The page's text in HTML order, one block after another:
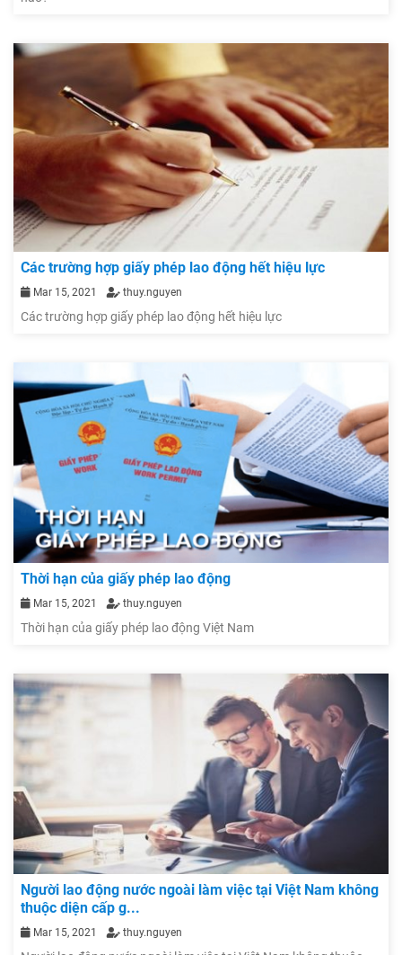
Các trường hợp giấy phép lao động hết hiệu lực
Mar 15, 2021 thuy.nguyen
Các trường hợp giấy phép lao động hết hiệu lực
Thời hạn của giấy phép lao động
Mar 15, 2021 thuy.nguyen
Thời hạn của giấy phép lao động Việt Nam
Người lao động nước ngoài làm việc tại Việt Nam không
thuộc diện cấp g...
Mar 15, 2021 thuy.nguyen